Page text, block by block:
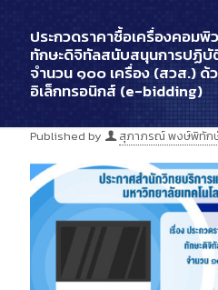
ประกวดราคาซื้อเครื่องคอม
ทักษะดิจิทัลสนับสนุนการปฏิบั
จำนวน ๑๐๐ เครื่อง (สวส.) ด้
อิเล็กทรอนิกส์ (e-bidding)
Published by สุภาภรณ์ พงษ์พิทัก